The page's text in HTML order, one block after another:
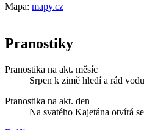
Mapa: mapy.cz
Pranostiky
Pranostika na akt. měsíc
Srpen k zimě hledí a rád
Pranostika na akt. den
Na svatého Kajetána otvírá